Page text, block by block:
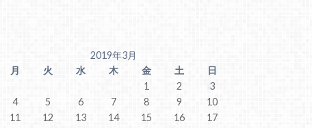
2019年3月
月
火 水 木 金 土
日
1
2
3
4
5 6 7 8 9
10
11
12 13 14 15 16
17